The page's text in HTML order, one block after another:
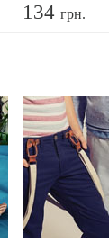
134 грн.